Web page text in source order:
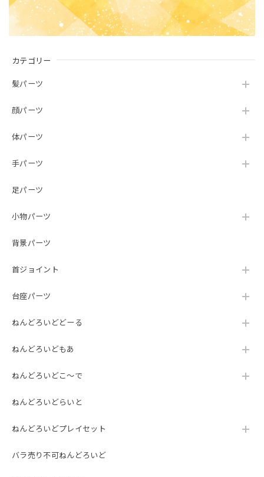
カテゴリー
髪パーツ
顔パーツ
体パーツ
手パーツ
足パーツ
小物パーツ
背景パーツ
首ジョイント
台座パーツ
ねんどろいどどーる
ねんどろいどもあ
ねんどろいどこ～で
ねんどろいどらいと
ねんどろいどプレイセット
バラ売り不可ねんどろいど